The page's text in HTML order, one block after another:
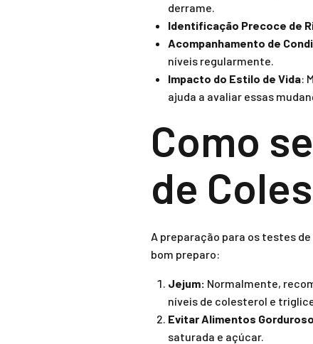
derrame.
Identificação Precoce de
Acompanhamento de
níveis regularmente.
Impacto do Estilo de Vida:
ajuda a avaliar essas
Como
de
A preparação para os testes
bom preparo:
Jejum: Normalmente,
níveis de colesterol e
Evitar Alimentos
saturada e açúcar.